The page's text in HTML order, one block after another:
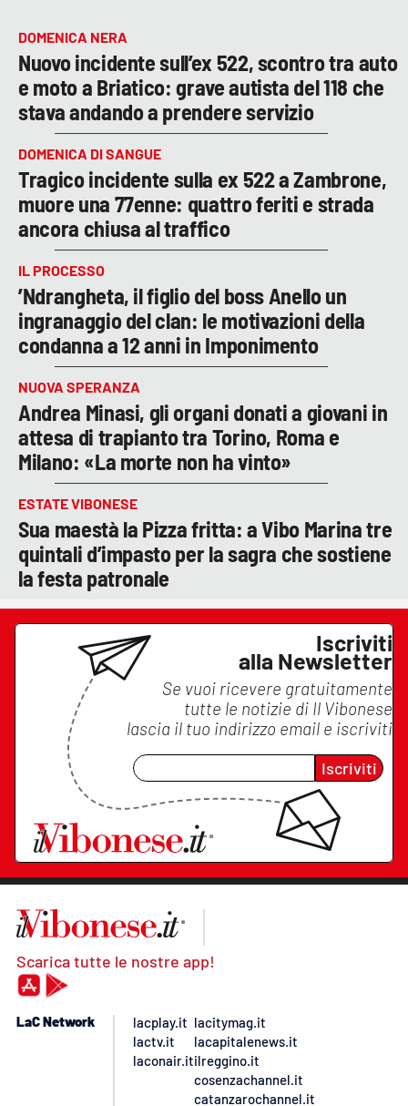
DOMENICA NERA
Nuovo incidente sull’ex 522, scontro tra auto
e moto a Briatico: grave autista del 118 che
stava andando a prendere servizio
DOMENICA DI SANGUE
Tragico incidente sulla ex 522 a Zambrone,
muore una 77enne: quattro feriti e strada
ancora chiusa al traffico
IL PROCESSO
’Ndrangheta, il figlio del boss Anello un
ingranaggio del clan: le motivazioni della
condanna a 12 anni in Imponimento
NUOVA SPERANZA
Andrea Minasi, gli organi donati a giovani in
attesa di trapianto tra Torino, Roma e
Milano: «La morte non ha vinto»
ESTATE VIBONESE
Sua maestà la Pizza fritta: a Vibo Marina tre
quintali d’impasto per la sagra che sostiene
la festa patronale
Iscriviti
alla Newsletter
Se vuoi ricevere gratuitamente
tutte le notizie di Il Vibonese
lascia il tuo indirizzo email e iscriviti
Iscriviti
Scarica tutte le nostre app!
LaC Network
lacplay.it
lactv.it
laconair.it
lacitymag.it
lacapitalenews.it
ilreggino.it
cosenzachannel.it
catanzarochannel.it